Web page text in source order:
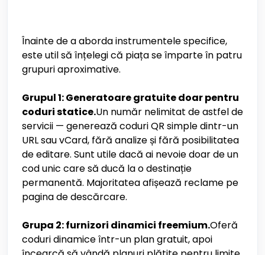
Înainte de a aborda instrumentele specifice,
este util să înțelegi că piața se împarte în patru
grupuri aproximative.
Grupul 1: Generatoare gratuite doar pentru
coduri statice.Un număr nelimitat de astfel de
servicii — generează coduri QR simple dintr-un
URL sau vCard, fără analize și fără posibilitatea
de editare. Sunt utile dacă ai nevoie doar de un
cod unic care să ducă la o destinație
permanentă. Majoritatea afișează reclame pe
pagina de descărcare.
Grupa 2: furnizori dinamici freemium.Oferă
coduri dinamice într-un plan gratuit, apoi